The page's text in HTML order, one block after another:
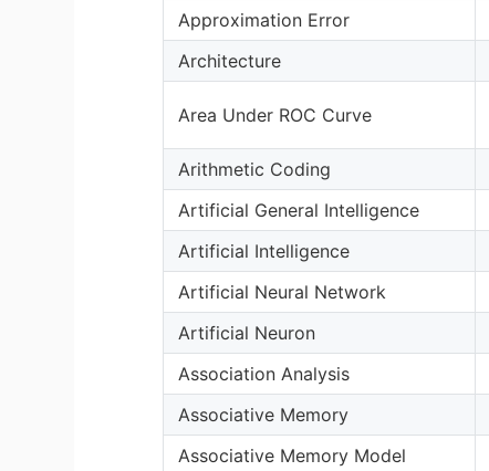
Approximation Error
Architecture
Area Under ROC Curve
Arithmetic Coding
Artificial General Intelligence
Artificial Intelligence
Artificial Neural Network
Artificial Neuron
Association Analysis
Associative Memory
Associative Memory Model